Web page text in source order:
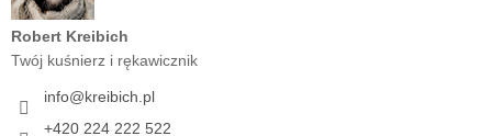
Robert Kreibich
Twój kuśnierz i rękawicznik
info@kreibich.pl
+420 224 222 522